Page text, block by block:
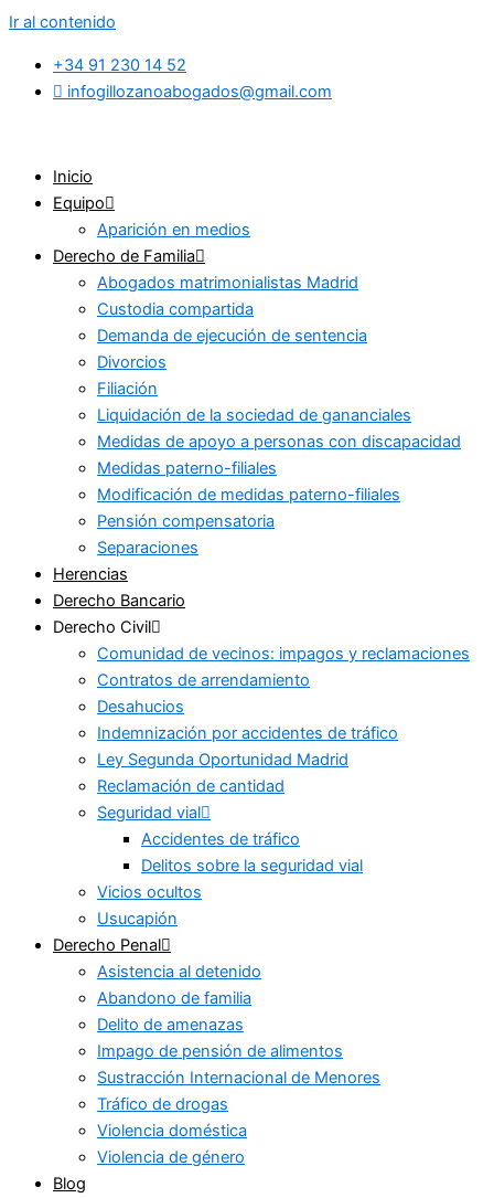
Ir al contenido
+34 91 230 14 52
infogillozanoabogados@gmail.com
Inicio
Equipo
Aparición en medios
Derecho de Familia
Abogados matrimonialistas Madrid
Custodia compartida
Demanda de ejecución de sentencia
Divorcios
Filiación
Liquidación de la sociedad de gananciales
Medidas de apoyo a personas con discapacidad
Medidas paterno-filiales
Modificación de medidas paterno-filiales
Pensión compensatoria
Separaciones
Herencias
Derecho Bancario
Derecho Civil
Comunidad de vecinos: impagos y reclamaciones
Contratos de arrendamiento
Desahucios
Indemnización por accidentes de tráfico
Ley Segunda Oportunidad Madrid
Reclamación de cantidad
Seguridad vial
Accidentes de tráfico
Delitos sobre la seguridad vial
Vicios ocultos
Usucapión
Derecho Penal
Asistencia al detenido
Abandono de familia
Delito de amenazas
Impago de pensión de alimentos
Sustracción Internacional de Menores
Tráfico de drogas
Violencia doméstica
Violencia de género
Blog